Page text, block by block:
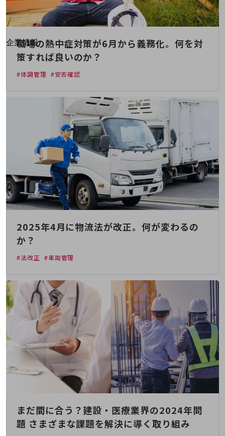
別ウィンドウで開きます
企業情報
企業情報TOP
会社案内
会社案内TOP
組織
社長からのご挨拶
グループ会社
会社案内パンフレット
ニュースルーム
ニュースルームTOP
ニュースリリース
地域からの発表
重要なお知らせ
お知らせ
社外からの評価実績
サステナビリティ
サステナビリティTOP
NTTドコモビジネスグループのサステナビリティ
サステナビリティ基本方針
サステナビリティレポート
ダイバーシティ
経営情報TOP
業績
職場の熱中症対策が6月から義務化。何を対
策すれば良いのか？
#体調管理 #安否確認
2025年4月に物流法が改正。何が変わるの
か？
#法改正 #車両管理
まだ間に合う？建設・医療業界の2024年問
題 さまざまな課題を解決に導く取り組み